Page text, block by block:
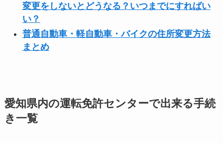
変更をしないとどうなる？いつまでにすればい
い？
普通自動車・軽自動車・バイクの住所変更方法
まとめ
愛知県内の運転免許センターで出来る手続
き一覧